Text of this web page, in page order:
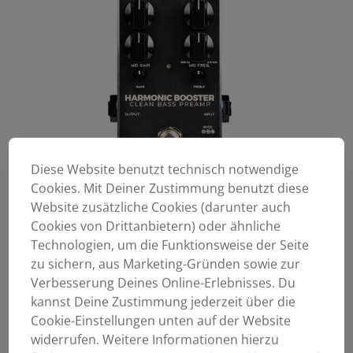
Diese Website benutzt technisch notwendige
Cookies. Mit Deiner Zustimmung benutzt diese
Website zusätzliche Cookies (darunter auch
Cookies von Drittanbietern) oder ähnliche
Technologien, um die Funktionsweise der Seite
zu sichern, aus Marketing-Gründen sowie zur
Verbesserung Deines Online-Erlebnisses. Du
kannst Deine Zustimmung jederzeit über die
Cookie-Einstellungen unten auf der Website
widerrufen. Weitere Informationen hierzu